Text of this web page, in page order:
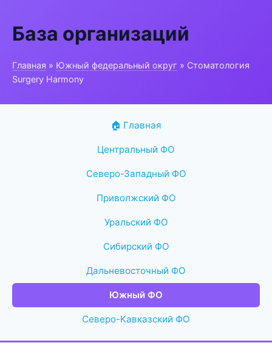
База организаций
Главная » Южный федеральный округ » Стоматология
Surgery Harmony
🏠 Главная
Центральный ФО
Северо-Западный ФО
Приволжский ФО
Уральский ФО
Сибирский ФО
Дальневосточный ФО
Южный ФО
Северо-Кавказский ФО